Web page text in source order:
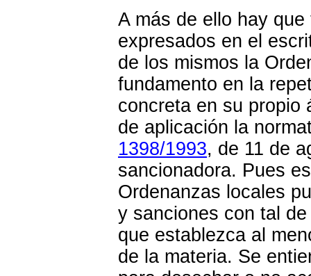
A más de ello hay
expresados en el
de los mismos la
fundamento en la
concreta en su propio
de aplicación la
1398/1993, de 11 de
sancionadora. Pues
Ordenanzas locales
y sanciones con tal
que establezca al
de la materia. Se